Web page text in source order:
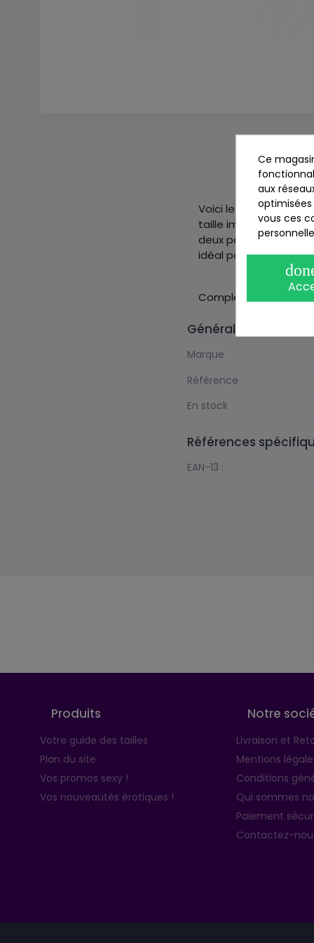
Voici le très imposant
taille
deux pour.... , il vous
idéal pour les
Complétez votre
Général
Marque
Référence
En stock
Références
EAN-13 :
Produits
Votre guide des tailles
Plan du site
Vos promos sexy !
Vos nouveautés érotiques !
Notre
Livraison et
Mentions
Conditions
Qui sommes
Paiement
Contactez-
Ce
aux
optimisées
vous ces